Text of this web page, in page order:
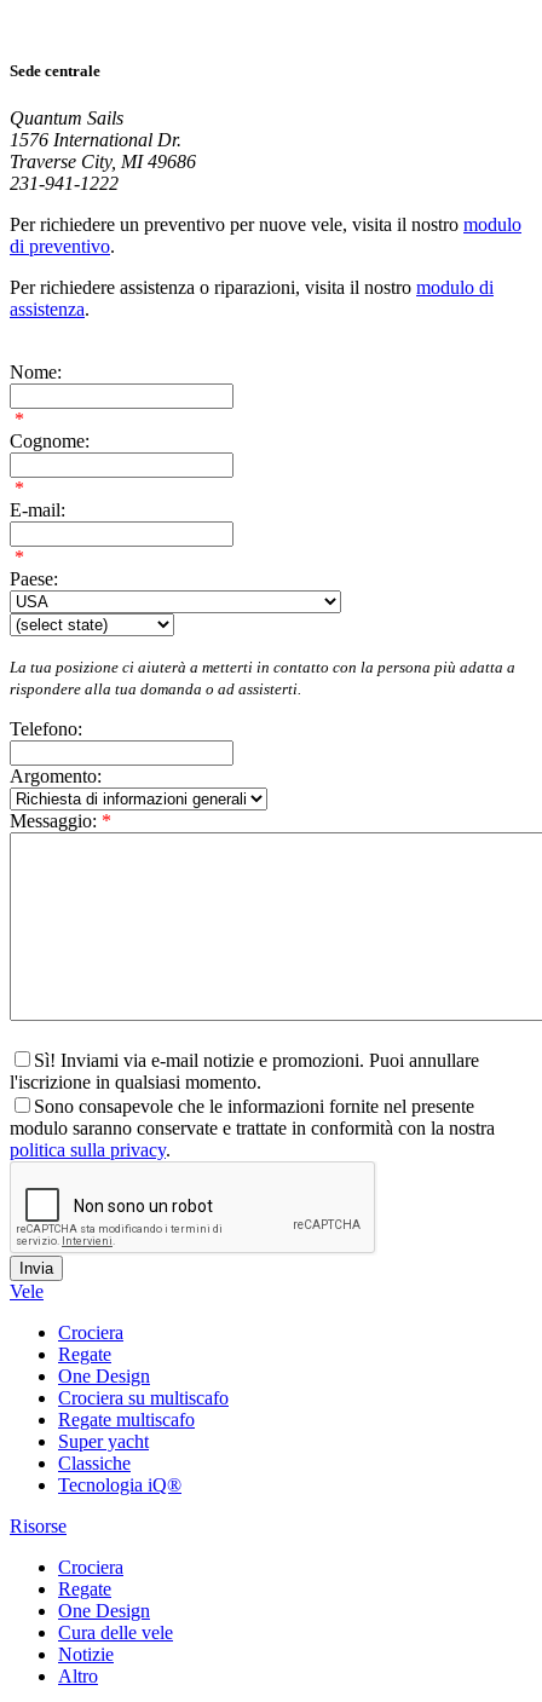
Sede centrale
Quantum Sails
1576 International Dr.
Traverse City, MI 49686
231-941-1222
Per richiedere un preventivo per nuove vele, visita il nostro modulo
di preventivo.
Per richiedere assistenza o riparazioni, visita il nostro modulo di
assistenza.
Nome:
*
Cognome:
*
E-mail:
*
Paese:
La tua posizione ci aiuterà a metterti in contatto con la persona più adatta a
rispondere alla tua domanda o ad assisterti.
Telefono:
Argomento:
Messaggio: *
Sì! Inviami via e-mail notizie e promozioni. Puoi annullare
l'iscrizione in qualsiasi momento.
Sono consapevole che le informazioni fornite nel presente
modulo saranno conservate e trattate in conformità con la nostra
politica sulla privacy.
Vele
Crociera
Regate
One Design
Crociera su multiscafo
Regate multiscafo
Super yacht
Classiche
Tecnologia iQ®
Risorse
Crociera
Regate
One Design
Cura delle vele
Notizie
Altro